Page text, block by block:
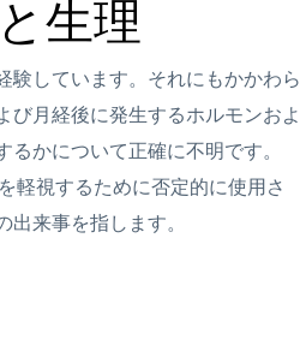
生理
験しています。それにもかかわら
び月経後に発生するホルモンおよ
かについて正確に不明です。
軽視するために否定的に使用さ
来事を指します。